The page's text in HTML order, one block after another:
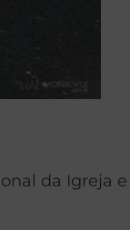
da Igreja